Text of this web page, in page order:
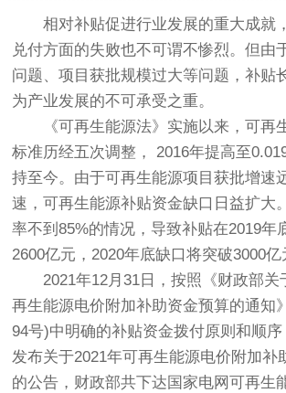
相对补贴促进行业发展的重大成就
兑付方面的失败也不可谓不惨烈。但由
问题、项目获批规模过大等问题，补贴
为产业发展的不可承受之重。
《可再生能源法》实施以来，可再
标准历经五次调整， 2016年提高至
持至今。由于可再生能源项目获批增速
速，可再生能源补贴资金缺口日益扩大
率不到85%的情况，导致补贴在2019年
2600亿元，2020年底缺口将突破3000亿
2021年12月31日，按照《财政部关
再生能源电价附加补助资金预算的通知
94号)中明确的补贴资金拨付原则和顺序
发布关于2021年可再生能源电价附加补
的公告，财政部共下达国家电网可再生